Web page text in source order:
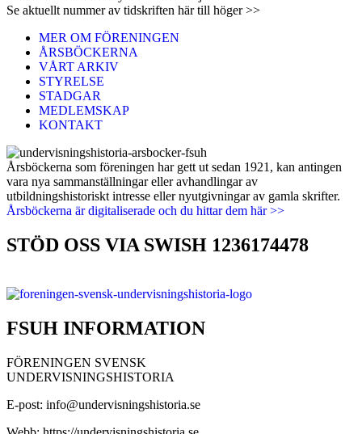
Se aktuellt nummer av tidskriften här till höger >>
MER OM FÖRENINGEN
ÅRSBÖCKERNA
VÅRT ARKIV
STYRELSE
STADGAR
MEDLEMSKAP
KONTAKT
Årsböckerna som föreningen har gett ut sedan 1921, kan antingen
vara nya sammanställningar eller avhandlingar av
utbildningshistoriskt intresse eller nyutgivningar av gamla skrifter.
Årsböckerna är digitaliserade och du hittar dem här >>
STÖD OSS VIA SWISH 1236174478
FSUH INFORMATION
FÖRENINGEN SVENSK
UNDERVISNINGSHISTORIA
E-post: info@undervisningshistoria.se